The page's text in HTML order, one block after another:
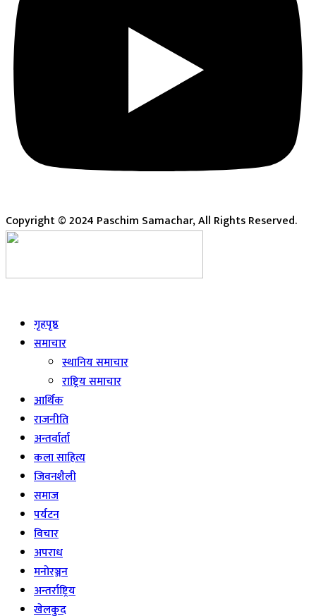
Copyright © 2024 Paschim Samachar, All Rights Reserved.
गृहपृष्ठ
समाचार
स्थानिय समाचार
राष्ट्रिय समाचार
आर्थिक
राजनीति
अन्तर्वार्ता
कला साहित्य
जिवनशैली
समाज
पर्यटन
विचार
अपराध
मनोरञ्जन
अन्तर्राष्ट्रिय
खेलकुद